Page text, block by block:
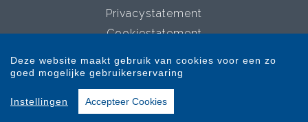
Privacystatement
Cookiestatement
Copyright © 2007-2026 Overamstel Uitgevers - Alle rechten voorbehouden -
Ontwerp door
Deze website maakt gebruik van cookies voor een zo
goed mogelijke gebruikerservaring
Instellingen Accepteer Cookies